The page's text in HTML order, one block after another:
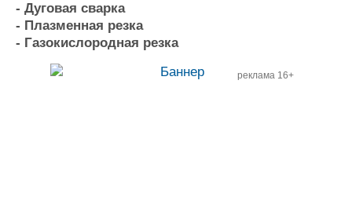
- Дуговая сварка
- Плазменная резка
- Газокислородная резка
реклама 16+